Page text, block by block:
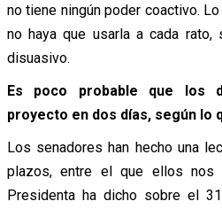
no tiene ningún poder coactivo.
no haya que usarla a cada
disuasivo.
Es poco probable que los
proyecto en dos días, según lo
Los senadores han hecho una
plazos, entre el que ellos
Presidenta ha dicho sobre el